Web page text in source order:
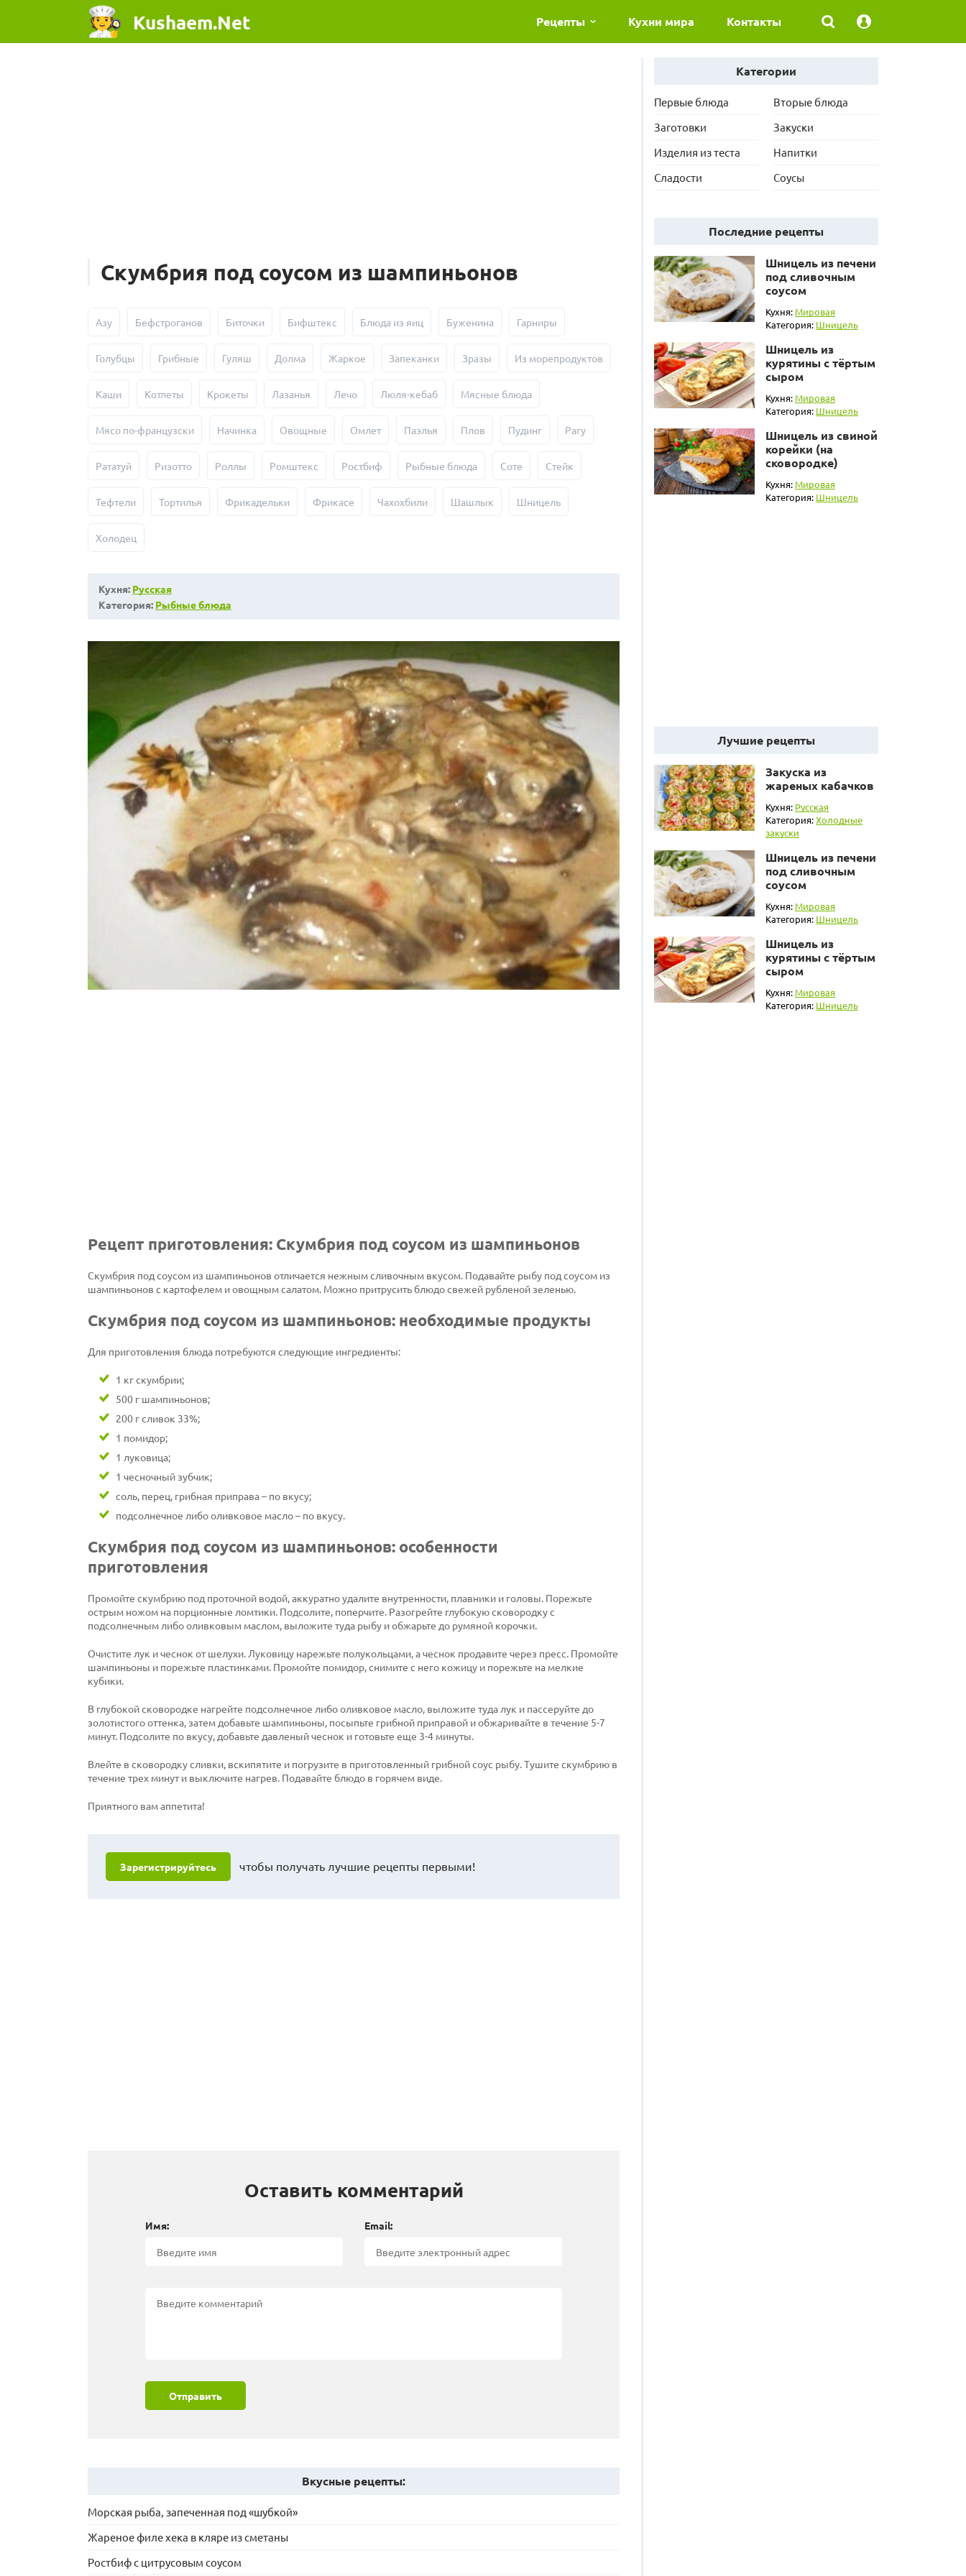
Kushaem.Net Рецепты Кухни мира Контакты
Скумбрия под соусом из шампиньонов
Азу Бефстроганов Биточки Бифштекс Блюда из яиц Буженина Гарниры
Голубцы Грибные Гуляш Долма Жаркое Запеканки Зразы Из морепродуктов
Каши Котлеты Крокеты Лазанья Лечо Люля-кебаб Мясные блюда
Мясо по-французски Начинка Овощные Омлет Паэлья Плов Пудинг Рагу
Рататуй Ризотто Роллы Ромштекс Ростбиф Рыбные блюда Соте Стейк
Тефтели Тортилья Фрикадельки Фрикасе Чахохбили Шашлык Шницель
Холодец
Кухня: Русская
Категория: Рыбные блюда
Рецепт приготовления: Скумбрия под соусом из шампиньонов
Скумбрия под соусом из шампиньонов отличается нежным сливочным вкусом. Подавайте рыбу под соусом из
шампиньонов с картофелем и овощным салатом. Можно притрусить блюдо свежей рубленой зеленью.
Скумбрия под соусом из шампиньонов: необходимые продукты
Для приготовления блюда потребуются следующие ингредиенты:
1 кг скумбрии;
500 г шампиньонов;
200 г сливок 33%;
1 помидор;
1 луковица;
1 чесночный зубчик;
соль, перец, грибная приправа – по вкусу;
подсолнечное либо оливковое масло – по вкусу.
Скумбрия под соусом из шампиньонов: особенности
приготовления
Промойте скумбрию под проточной водой, аккуратно удалите внутренности, плавники и головы. Порежьте
острым ножом на порционные ломтики. Подсолите, поперчите. Разогрейте глубокую сковородку с
подсолнечным либо оливковым маслом, выложите туда рыбу и обжарьте до румяной корочки.
Очистите лук и чеснок от шелухи. Луковицу нарежьте полукольцами, а чеснок продавите через пресс. Промойте
шампиньоны и порежьте пластинками. Промойте помидор, снимите с него кожицу и порежьте на мелкие
кубики.
В глубокой сковородке нагрейте подсолнечное либо оливковое масло, выложите туда лук и пассеруйте до
золотистого оттенка, затем добавьте шампиньоны, посыпьте грибной приправой и обжаривайте в течение 5-7
минут. Подсолите по вкусу, добавьте давленый чеснок и готовьте еще 3-4 минуты.
Влейте в сковородку сливки, вскипятите и погрузите в приготовленный грибной соус рыбу. Тушите скумбрию в
течение трех минут и выключите нагрев. Подавайте блюдо в горячем виде.
Приятного вам аппетита!
Зарегистрируйтесь чтобы получать лучшие рецепты первыми!
Оставить комментарий
Имя: Email:
Отправить
Вкусные рецепты:
Морская рыба, запеченная под «шубкой»
Жареное филе хека в кляре из сметаны
Ростбиф с цитрусовым соусом
Категории
Первые блюда
Вторые блюда
Заготовки
Закуски
Изделия из теста
Напитки
Сладости
Соусы
Последние рецепты
Шницель из печени
под сливочным
соусом
Кухня: Мировая
Категория: Шницель
Шницель из
курятины с тёртым
сыром
Кухня: Мировая
Категория: Шницель
Шницель из свиной
корейки (на
сковородке)
Кухня: Мировая
Категория: Шницель
Лучшие рецепты
Закуска из
жареных кабачков
Кухня: Русская
Категория:Холодные
закуски
Шницель из печени
под сливочным
соусом
Кухня: Мировая
Категория: Шницель
Шницель из
курятины с тёртым
сыром
Кухня: Мировая
Категория: Шницель